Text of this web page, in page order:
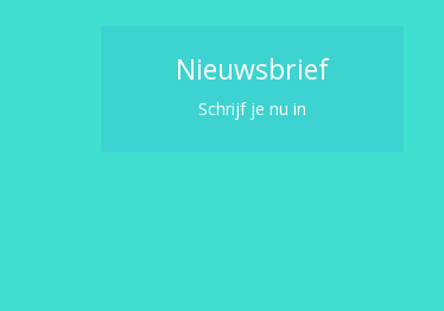
Nieuwsbrief
Schrijf je nu in